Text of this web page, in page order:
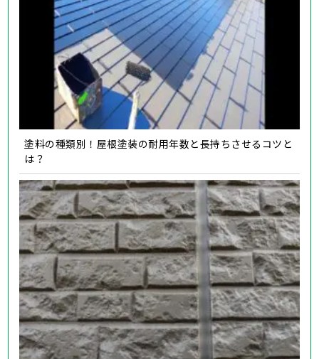
塗料の種類別！屋根塗装の耐用年数と長持ちさせるコツと
は？